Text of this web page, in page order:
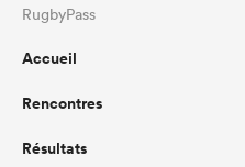
RugbyPass
Accueil
Rencontres
Résultats